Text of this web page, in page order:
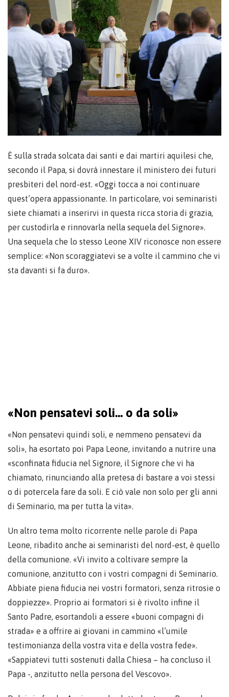
È sulla strada solcata dai santi e dai martiri aquilesi che,
secondo il Papa, si dovrà innestare il ministero dei futuri
presbiteri del nord-est. «Oggi tocca a noi continuare
quest’opera appassionante. In particolare, voi seminaristi
siete chiamati a inserirvi in questa ricca storia di grazia,
per custodirla e rinnovarla nella sequela del Signore».
Una sequela che lo stesso Leone XIV riconosce non essere
semplice: «Non scoraggiatevi se a volte il cammino che vi
sta davanti si fa duro».
«Non pensatevi soli… o da soli»
«Non pensatevi quindi soli, e nemmeno pensatevi da
soli», ha esortato poi Papa Leone, invitando a nutrire una
«sconfinata fiducia nel Signore, il Signore che vi ha
chiamato, rinunciando alla pretesa di bastare a voi stessi
o di potercela fare da soli. E ciò vale non solo per gli anni
di Seminario, ma per tutta la vita».
Un altro tema molto ricorrente nelle parole di Papa
Leone, ribadito anche ai seminaristi del nord-est, è quello
della comunione. «Vi invito a coltivare sempre la
comunione, anzitutto con i vostri compagni di Seminario.
Abbiate piena fiducia nei vostri formatori, senza ritrosie o
doppiezze». Proprio ai formatori si è rivolto infine il
Santo Padre, esortandoli a essere «buoni compagni di
strada» e a offrire ai giovani in cammino «l’umile
testimonianza della vostra vita e della vostra fede».
«Sappiatevi tutti sostenuti dalla Chiesa – ha concluso il
Papa -, anzitutto nella persona del Vescovo».